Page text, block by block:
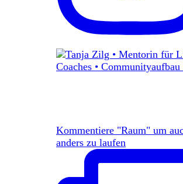
Kommentiere "Raum" um
anders zu laufen